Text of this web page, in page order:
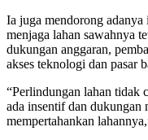
Ia juga mendorong
menjaga lahan sawahnya
dukungan anggaran,
akses teknologi dan pasar
“Perlindungan lahan tidak
ada insentif dan dukungan
mempertahankan